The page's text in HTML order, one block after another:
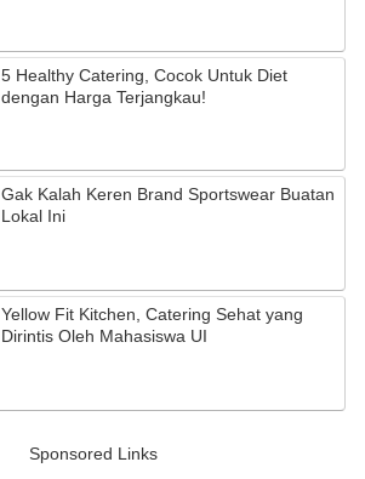
5 Healthy Catering, Cocok Untuk Diet
dengan Harga Terjangkau!
Gak Kalah Keren Brand Sportswear Buatan
Lokal Ini
Yellow Fit Kitchen, Catering Sehat yang
Dirintis Oleh Mahasiswa UI
Sponsored Links